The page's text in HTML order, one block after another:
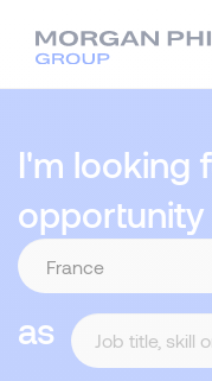
I'm looking
opportunity
as